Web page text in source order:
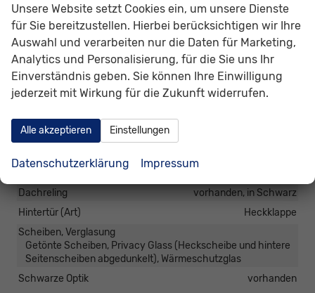
Start/Stop-Automatik
vorhanden
Zentralverriegelung
Zentralverriegelung, Zentralverriegelung mit
Funkfernbedienung, Schlüssellose Zentralverriegelung
(Keyless Go)
Anhängerkupplung
Außenspiegel
Außenspiegel elektrisch anklappbar, Außenspiegel beheizbar,
Außenspiegel elektrisch verstellbar
Dachreling
vorhanden, in Schwarz
Hintertür (Art)
Heckklappe
Scheiben, Verglasung
Getönte Scheiben, Privacy Glass (Heckscheibe und hintere
Seitenscheiben abgedunkelt), Wärmeschutzglas
Schwarze Optik
vorhanden
Unsere Website setzt Cookies ein, um unsere Dienste
für Sie bereitzustellen. Hierbei berücksichtigen wir Ihre
Auswahl und verarbeiten nur die Daten für Marketing,
Analytics und Personalisierung, für die Sie uns Ihr
Einverständnis geben. Sie können Ihre Einwilligung
jederzeit mit Wirkung für die Zukunft widerrufen.
Alle akzeptieren Einstellungen
Datenschutzerklärung Impressum